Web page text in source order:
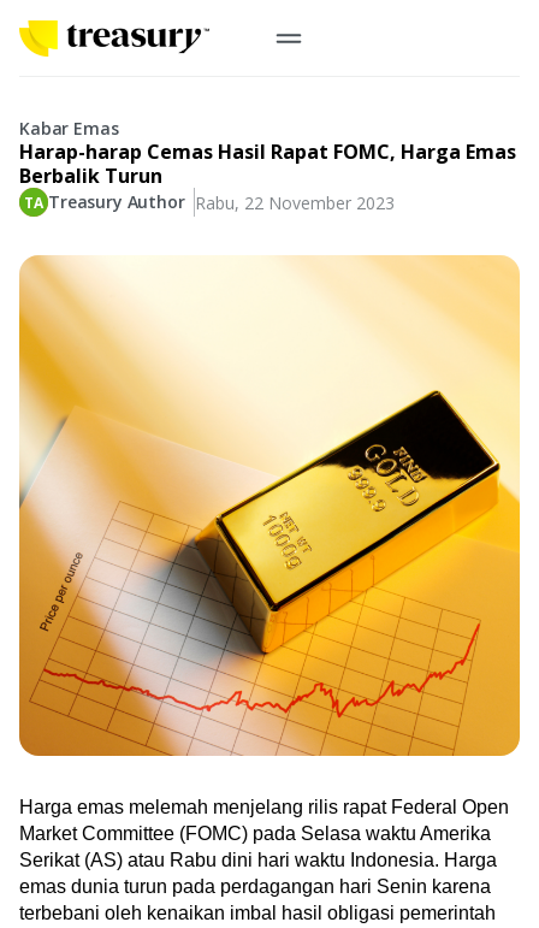
Emas Fisik
Logam Mulia
Antam, UBS
Koin Emas
Koin Nusantara, Lunar & Custom
Perhiasan
From Story
Buyback
Jual emas kamu ke Treasury
Event
Perusahaan
Gold for Good
Berkontribusi pada hal yang benar-benar berarti
#BuatMasaDepan
Green Gold
Golden Generation
Profile
Tata Kelola
Indonesia
Indonesia
English
Kabar Emas
Harap-harap Cemas Hasil Rapat FOMC, Harga Emas
Berbalik Turun
Treasury Author Rabu, 22 November 2023
Harga emas melemah menjelang rilis rapat Federal Open
Market Committee (FOMC) pada Selasa waktu Amerika
Serikat (AS) atau Rabu dini hari waktu Indonesia. Harga
emas dunia turun pada perdagangan hari Senin karena
terbebani oleh kenaikan imbal hasil obligasi pemerintah